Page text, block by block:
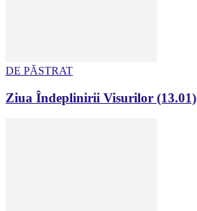
DE PĂSTRAT
Ziua Îndeplinirii Visurilor (13.01)